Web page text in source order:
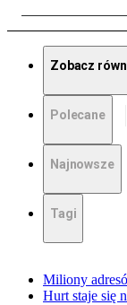
Zobacz
Polecane
Najnowsze
Tagi
Miliony
Hurt staje się